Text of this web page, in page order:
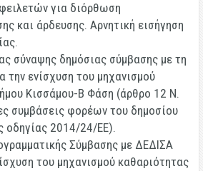
για διόρθωση
και άρδευσης. Αρνητική εισήγηση
σύναψης δημόσιας σύμβασης με τη
την ενίσχυση του μηχανισμού
Κισσάμου-Β Φάση (άρθρο 12 Ν.
συμβάσεις φορέων του δημοσίου
οδηγίας 2014/24/ΕΕ).
Σύμβασης με ΔΕΔΙΣΑ
του μηχανισμού καθαριότητας